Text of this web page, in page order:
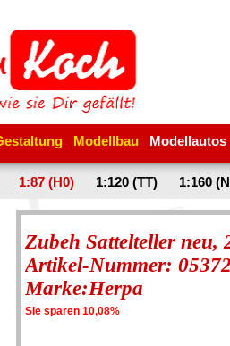
Modellbau Modellautos
1:87 (H0) 1:120 (TT) 1:160
Zubeh Sattelteller neu,
Artikel-Nummer:
Marke:Herpa
Sie sparen 10,08%